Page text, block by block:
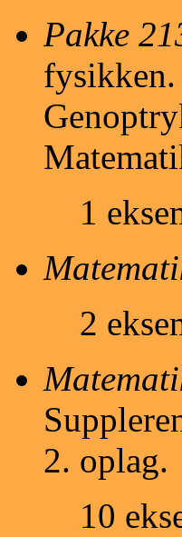
Pakke
fysikken.
1
2
2. oplag.
10